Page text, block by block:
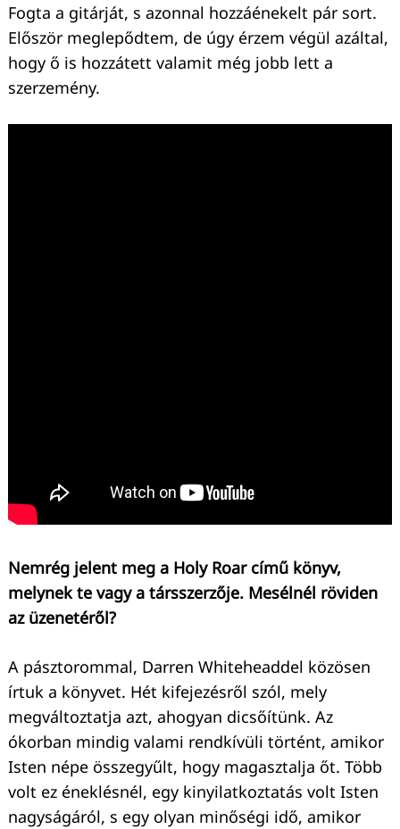
Fogta a gitárját, s azonnal hozzáénekelt pár sort.
Először meglepődtem, de úgy érzem végül azáltal,
hogy ő is hozzátett valamit még jobb lett a
szerzemény.
Nemrég jelent meg a Holy Roar című könyv,
melynek te vagy a társszerzője. Mesélnél röviden
az üzenetéről?
A pásztorommal, Darren Whiteheaddel közösen
írtuk a könyvet. Hét kifejezésről szól, mely
megváltoztatja azt, ahogyan dicsőítünk. Az
ókorban mindig valami rendkívüli történt, amikor
Isten népe összegyűlt, hogy magasztalja őt. Több
volt ez éneklésnél, egy kinyilatkoztatás volt Isten
nagyságáról, s egy olyan minőségi idő, amikor
Keresés: